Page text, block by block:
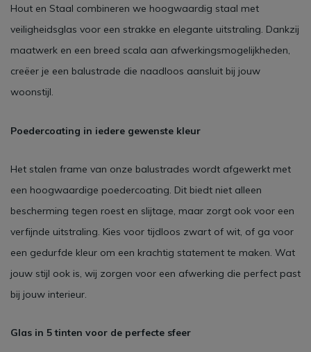
Hout en Staal combineren we hoogwaardig staal met
veiligheidsglas voor een strakke en elegante uitstraling. Dankzij
maatwerk en een breed scala aan afwerkingsmogelijkheden,
creëer je een balustrade die naadloos aansluit bij jouw
woonstijl.
Poedercoating in iedere gewenste kleur
Het stalen frame van onze balustrades wordt afgewerkt met
een hoogwaardige poedercoating. Dit biedt niet alleen
bescherming tegen roest en slijtage, maar zorgt ook voor een
verfijnde uitstraling. Kies voor tijdloos zwart of wit, of ga voor
een gedurfde kleur om een krachtig statement te maken. Wat
jouw stijl ook is, wij zorgen voor een afwerking die perfect past
bij jouw interieur.
Glas in 5 tinten voor de perfecte sfeer